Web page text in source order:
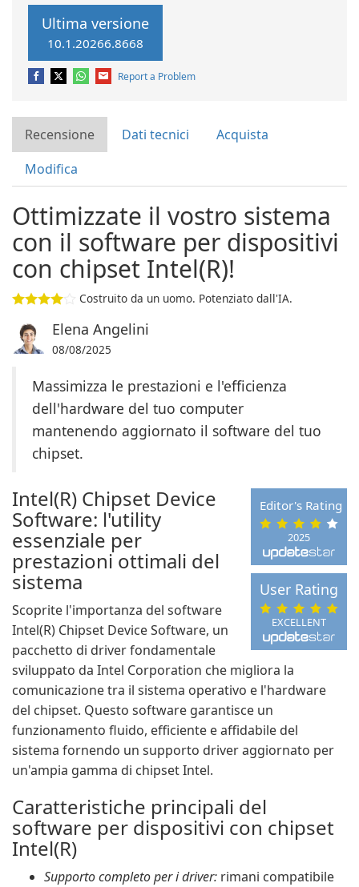
Ultima versione
10.1.20266.8668
Report a Problem
Recensione Dati tecnici
Acquista
Modifica
Ottimizzate il vostro sistema
con il software per dispositivi
con chipset Intel(R)!
Costruito da un uomo. Potenziato dall'IA.
Elena Angelini
08/08/2025
Massimizza le prestazioni e l'efficienza
dell'hardware del tuo computer
mantenendo aggiornato il software del tuo
chipset.
2025
Editor's Rating
EXCELLENT
User Rating
Intel(R) Chipset Device
Software: l'utility
essenziale per
prestazioni ottimali del
sistema
Scoprite l'importanza del software
Intel(R) Chipset Device Software, un
pacchetto di driver fondamentale
sviluppato da Intel Corporation che migliora la
comunicazione tra il sistema operativo e l'hardware
del chipset. Questo software garantisce un
funzionamento fluido, efficiente e affidabile del
sistema fornendo un supporto driver aggiornato per
un'ampia gamma di chipset Intel.
Caratteristiche principali del
software per dispositivi con chipset
Intel(R)
Supporto completo per i driver: rimani compatibile